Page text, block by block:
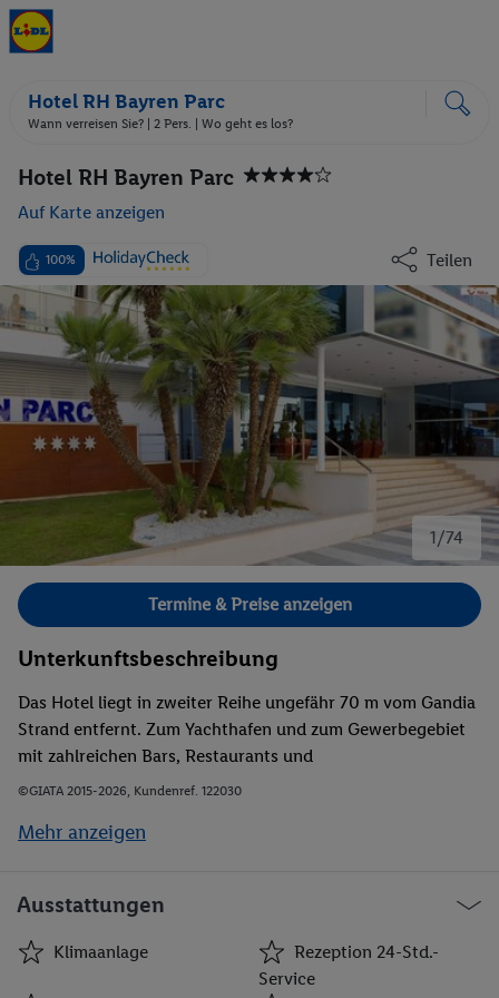
Hotel RH Bayren Parc
Wann verreisen Sie? | 2 Pers. | Wo geht es los?
Hotel RH Bayren Parc
Auf Karte anzeigen
100% Teilen
1/74
Bild 1 von 74.
Termine & Preise anzeigen
Unterkunftsbeschreibung
Das Hotel liegt in zweiter Reihe ungefähr 70 m vom Gandia
Strand entfernt. Zum Yachthafen und zum Gewerbegebiet
mit zahlreichen Bars, Restaurants und
Einkaufsmöglichkeiten sind es etwa 5 Gehminuten. Der
©GIATA 2015-2026, Kundenref. 122030
Mehr anzeigen
Ausstattungen
Klimaanlage
Rezeption 24-Std.-
Service